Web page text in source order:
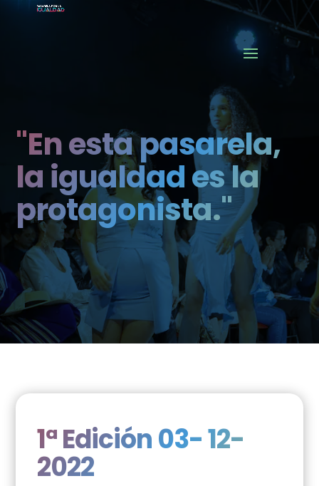
"En esta pasarela,
la igualdad es la
protagonista."
1ª Edición 03- 12-
2022